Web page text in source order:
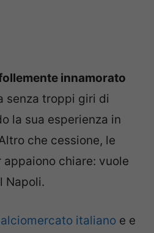
innamorato
senza troppi giri di
la sua esperienza in
che cessione, le
chiare: vuole
Napoli.
italiano e e